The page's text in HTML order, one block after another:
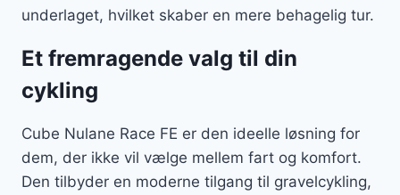
underlaget, hvilket skaber en mere behagelig tur.
Et fremragende valg til din
cykling
Cube Nulane Race FE er den ideelle løsning for
dem, der ikke vil vælge mellem fart og komfort.
Den tilbyder en moderne tilgang til gravelcykling,